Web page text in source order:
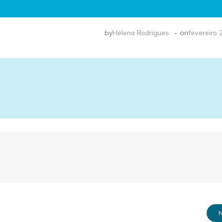
byHelena Rodrigues - onfevereiro